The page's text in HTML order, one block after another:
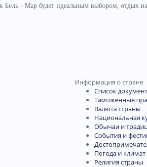
- Мар будет идеальным выбором, отдых на
Информация о стране
Список
Таможенные
Валюта страны
Национальная
Обычаи и
События и
Погода и
Религия страны